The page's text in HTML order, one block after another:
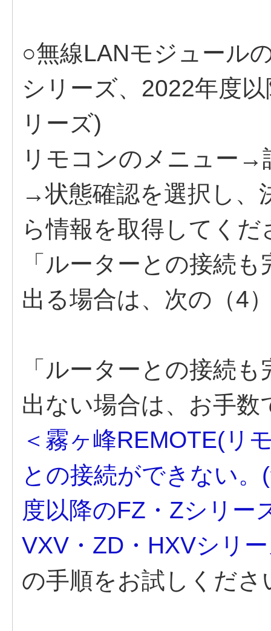
○無線LANモジュール
シリーズ、2022年度
リーズ)
リモコンのメニュー
→状態確認を選択し、
ら情報を取得してくだ
「ルーターとの接続
出る場合は、次の（4
「ルーターとの接続
出ない場合は、お手
＜霧ヶ峰REMOTE(リ
との接続ができない
度以降のFZ・Zシリー
VXV・ZD・HXVシリ
の手順をお試しくださ